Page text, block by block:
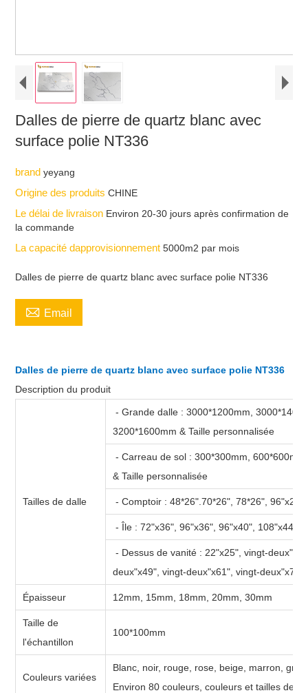
Dalles de pierre de quartz blanc avec
surface polie NT336
brandyeyang
Origine des produitsCHINE
Le délai de livraison Environ 20-30 jours après confirmation de
la commande
La capacité dapprovisionnement5000m2 par mois
Dalles de pierre de quartz blanc avec surface polie NT336
 Email
Dalles de pierre de quartz blanc avec surface polie NT336
Description du produit
Tailles de dalle
- Grande dalle : 3000*1200mm,
3200*1600mm & Taille personnalisée
- Carreau de sol : 300*300mm,
& Taille personnalisée
- Comptoir : 48*26".70*26", 78*26",
- Île : 72"x36", 96"x36", 96"x40", 108"x44"
- Dessus de vanité : 22"x25", vingt-
deux"x49", vingt-deux"x61", vingt-deux"x73"
Épaisseur 12mm, 15mm, 18mm, 20mm, 30mm
Taille de
l'échantillon
100*100mm
Couleurs variées
Blanc, noir, rouge, rose, beige, marron,
Environ 80 couleurs, couleurs et tailles de